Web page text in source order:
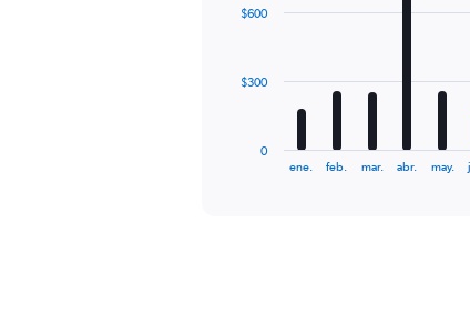
12
The
ene. feb. mar. abr. may.
0
$300
$600